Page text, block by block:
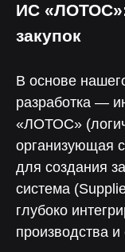
ИС
закупок
В основе
разработка —
«ЛОТОС»
организующая
для создания
система
глубоко
производства и